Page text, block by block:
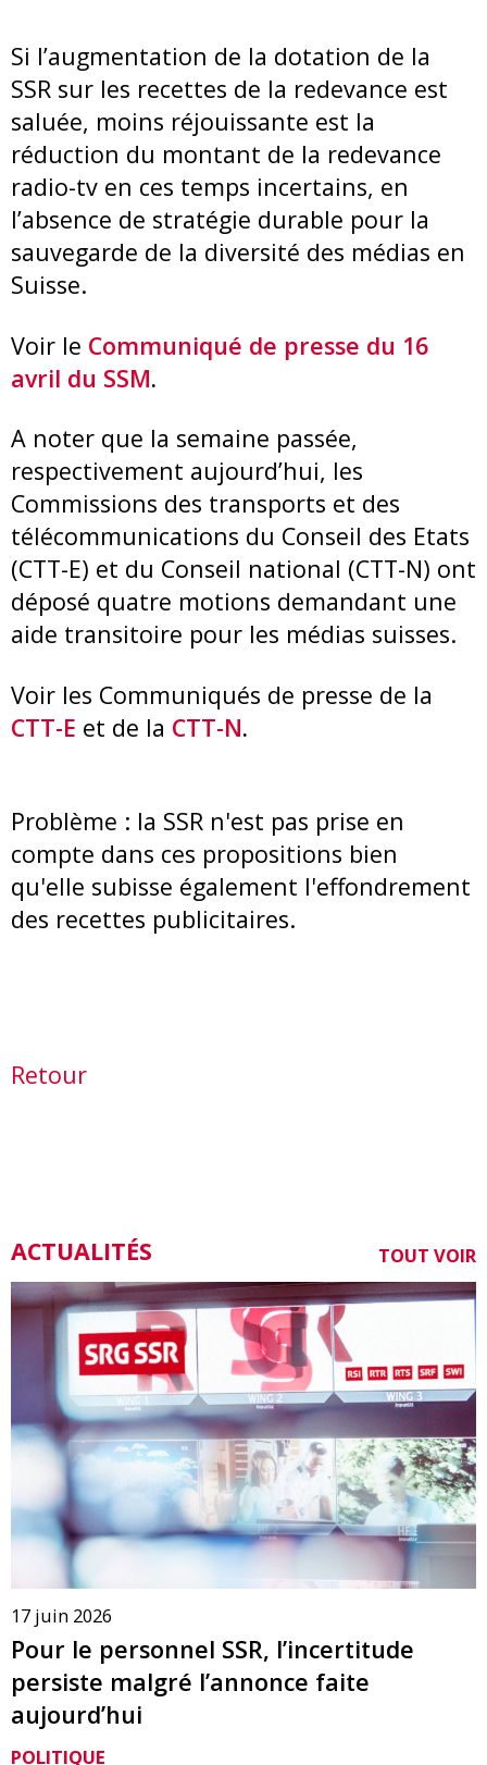
Si l’augmentation de la dotation de la
SSR sur les recettes de la redevance est
saluée, moins réjouissante est la
réduction du montant de la redevance
radio-tv en ces temps incertains, en
l’absence de stratégie durable pour la
sauvegarde de la diversité des médias en
Suisse.
Voir le Communiqué de presse du 16
avril du SSM.
A noter que la semaine passée,
respectivement aujourd’hui, les
Commissions des transports et des
télécommunications du Conseil des Etats
(CTT-E) et du Conseil national (CTT-N) ont
déposé quatre motions demandant une
aide transitoire pour les médias suisses.
Voir les Communiqués de presse de la
CTT-E et de la CTT-N.
Problème : la SSR n'est pas prise en
compte dans ces propositions bien
qu'elle subisse également l'effondrement
des recettes publicitaires.
Retour
ACTUALITÉS TOUT VOIR
17 juin 2026
Pour le personnel SSR, l’incertitude
persiste malgré l’annonce faite
aujourd’hui
POLITIQUE